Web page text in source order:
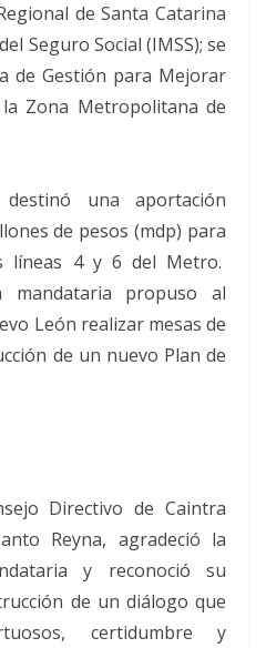
de Santa Catarina
Seguro Social (IMSS); se
de Gestión para Mejorar
Zona Metropolitana de
una aportación
de pesos (mdp) para
líneas 4 y 6 del Metro.
mandataria propuso al
León realizar mesas de
de un nuevo Plan de
Directivo de Caintra
Reyna, agradeció la
y reconoció su
de un diálogo que
certidumbre y